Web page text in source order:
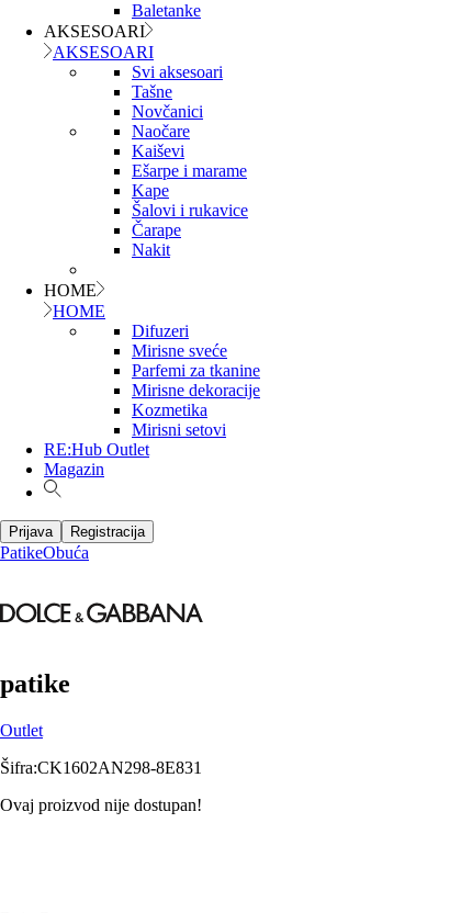
Baletanke
AKSESOARI
AKSESOARI
Svi aksesoari
Tašne
Novčanici
Naočare
Kaiševi
Ešarpe i marame
Kape
Šalovi i rukavice
Čarape
Nakit
HOME
HOME
Difuzeri
Mirisne sveće
Parfemi za tkanine
Mirisne dekoracije
Kozmetika
Mirisni setovi
RE:Hub Outlet
Magazin
Prijava Registracija
PatikeObuća
patike
Outlet
Šifra:CK1602AN298-8E831
Ovaj proizvod nije dostupan!